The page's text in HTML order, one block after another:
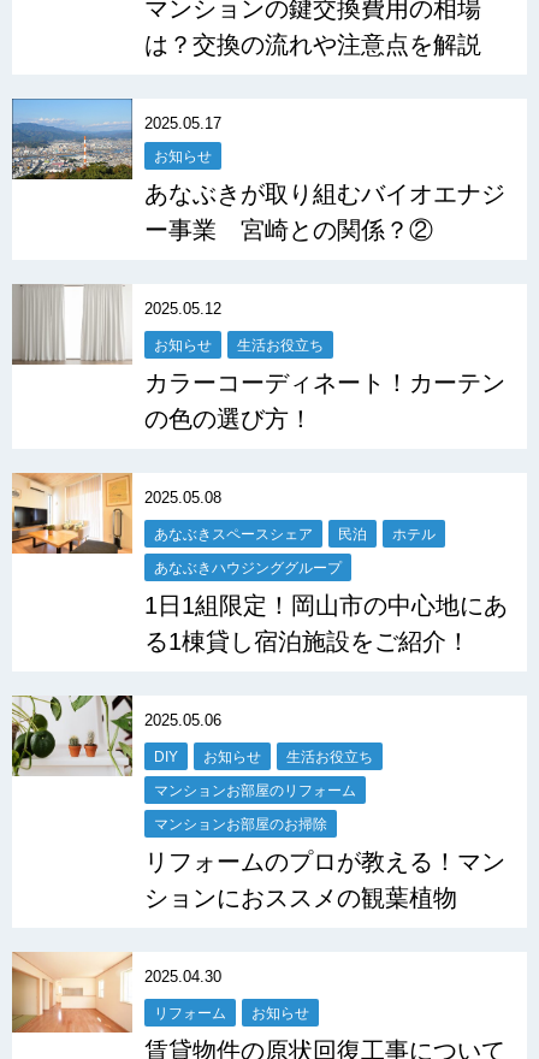
マンションの鍵交換費用の相場
は？交換の流れや注意点を解説
2025.05.17
お知らせ
あなぶきが取り組むバイオエナジ
ー事業 宮崎との関係？②
2025.05.12
お知らせ 生活お役立ち
カラーコーディネート！カーテン
の色の選び方！
2025.05.08
あなぶきスペースシェア 民泊 ホテル
あなぶきハウジンググループ
1日1組限定！岡山市の中心地にあ
る1棟貸し宿泊施設をご紹介！
2025.05.06
DIY お知らせ 生活お役立ち
マンションお部屋のリフォーム
マンションお部屋のお掃除
リフォームのプロが教える！マン
ションにおススメの観葉植物
2025.04.30
リフォーム お知らせ
賃貸物件の原状回復工事について